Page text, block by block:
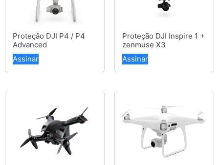
Proteção DJI P4 / P4
Advanced
Assinar
Proteção DJI Inspire 1 +
zenmuse X3
Assinar